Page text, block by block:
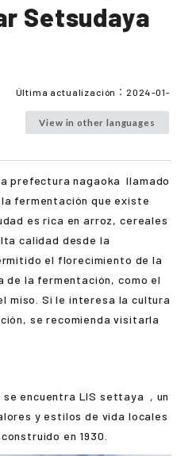
Setsudaya
Última actualización： 2024-01-
View in other languages
prefecturanagaoka llamado
fermentación que existe
es rica en arroz, cereales
calidad desde la
el florecimiento de la
de la fermentación, como el
miso. Si le interesa la cultura
se recomienda visitarla
se encuentra LIS settaya , un
y estilos de vida locales
en 1930.